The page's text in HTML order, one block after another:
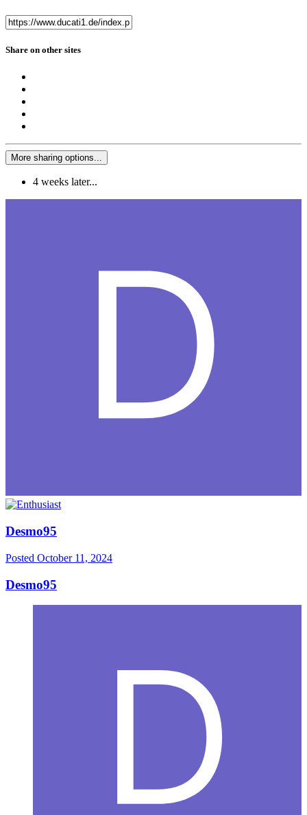
Share on other sites
More sharing options...
4 weeks later...
Desmo95
Posted October 11, 2024
Desmo95